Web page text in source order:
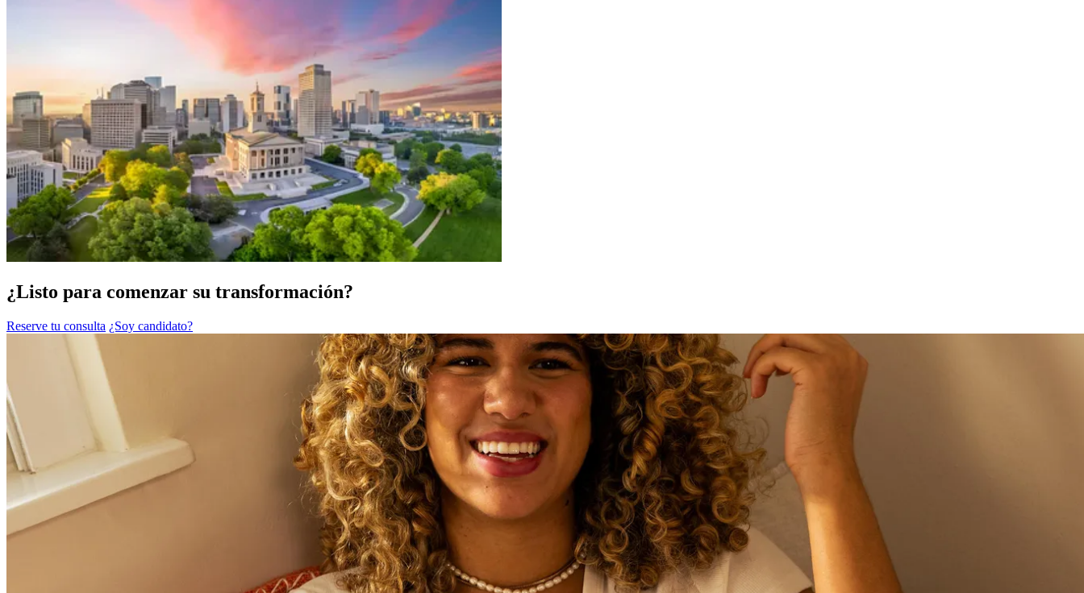
¿Listo para comenzar su transformación?
Reserve tu consulta ¿Soy candidato?